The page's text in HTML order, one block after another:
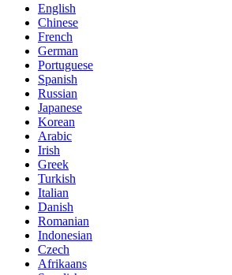
English
Chinese
French
German
Portuguese
Spanish
Russian
Japanese
Korean
Arabic
Irish
Greek
Turkish
Italian
Danish
Romanian
Indonesian
Czech
Afrikaans